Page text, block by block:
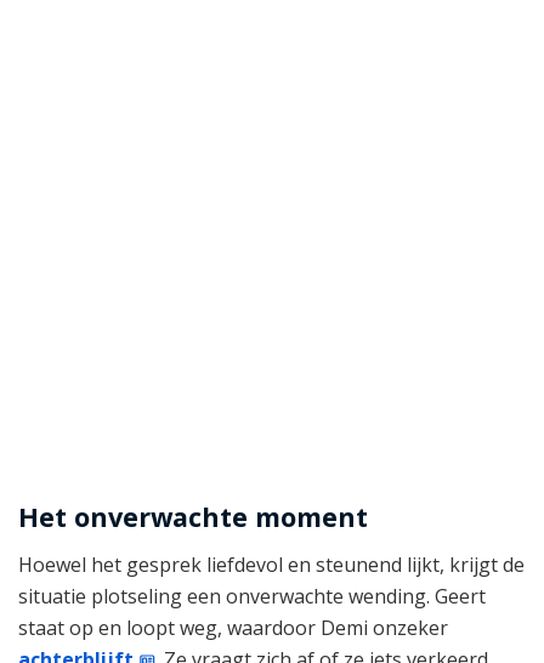
Het onverwachte moment
Hoewel het gesprek liefdevol en steunend lijkt, krijgt de
situatie plotseling een onverwachte wending. Geert
staat op en loopt weg, waardoor Demi onzeker